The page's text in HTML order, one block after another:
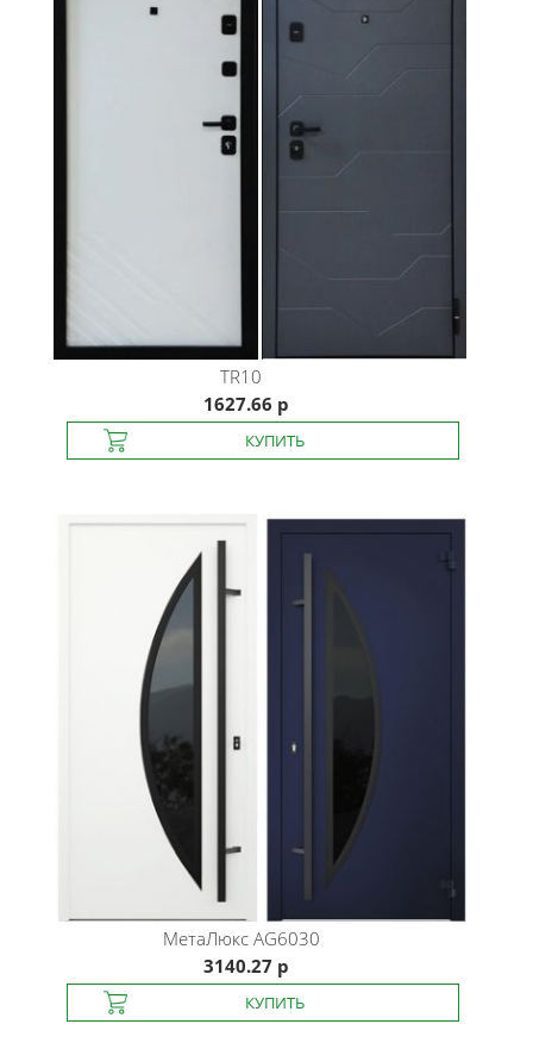
TR10
1627.66 р
МетаЛюксAG6030
3140.27 р